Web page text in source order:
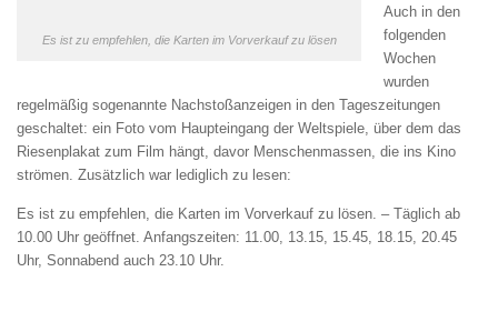
Es ist zu empfehlen, die Karten im Vorverkauf zu lösen
Auch in den
folgenden
Wochen
wurden
regelmäßig sogenannte Nachstoßanzeigen in den Tageszeitungen
geschaltet: ein Foto vom Haupteingang der Weltspiele, über dem das
Riesenplakat zum Film hängt, davor Menschenmassen, die ins Kino
strömen. Zusätzlich war lediglich zu lesen:
Es ist zu empfehlen, die Karten im Vorverkauf zu lösen. – Täglich ab
10.00 Uhr geöffnet. Anfangszeiten: 11.00, 13.15, 15.45, 18.15, 20.45
Uhr, Sonnabend auch 23.10 Uhr.